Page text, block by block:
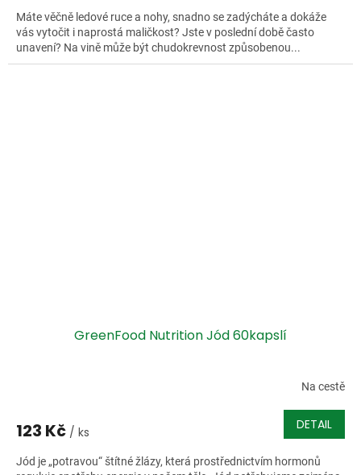
Máte věčně ledové ruce a nohy, snadno se zadýcháte a dokáže
vás vytočit i naprostá maličkost? Jste v poslední době často
unavení? Na vině může být chudokrevnost způsobenou...
GreenFood Nutrition Jód 60kapslí
Na cestě
123 Kč / ks DETAIL
Jód je „potravou“ štítné žlázy, která prostřednictvím hormonů